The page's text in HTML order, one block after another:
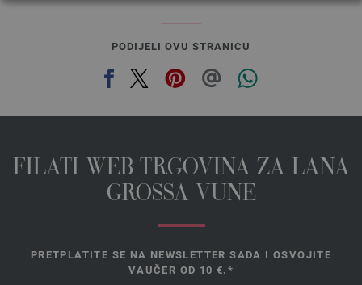
PODIJELI OVU STRANICU
FILATI WEB TRGOVINA ZA LANA
GROSSA VUNE
PRETPLATITE SE NA NEWSLETTER SADA I OSVOJITE
VAUČER OD 10 €.*